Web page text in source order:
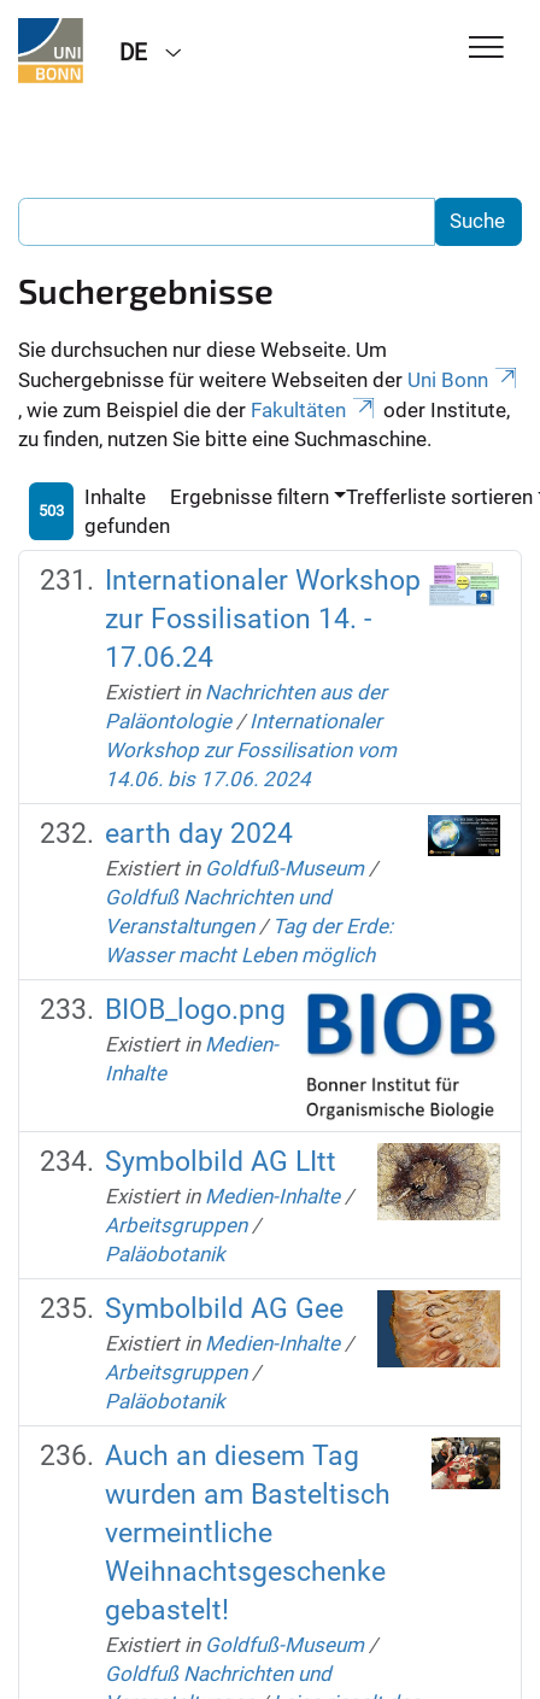
DE
Suchergebnisse
Sie durchsuchen nur diese Webseite. Um
Suchergebnisse für weitere Webseiten der Uni Bonn
, wie zum Beispiel die der Fakultäten
oder Institute,
zu finden, nutzen Sie bitte eine Suchmaschine.
503
Inhalte
gefunden
Ergebnisse filtern Trefferliste sortieren
Internationaler Workshop
zur Fossilisation 14. -
17.06.24
Existiert in Nachrichten aus der
Paläontologie /Internationaler
Workshop zur Fossilisation vom
14.06. bis 17.06. 2024
earth day 2024
Existiert in Goldfuß-Museum /
Goldfuß Nachrichten und
Veranstaltungen / Tag der Erde:
Wasser macht Leben möglich
BIOB_logo.png
Existiert in Medien-
Inhalte
Symbolbild AG LItt
Existiert in Medien-Inhalte /
Arbeitsgruppen /
Paläobotanik
Symbolbild AG Gee
Existiert in Medien-Inhalte /
Arbeitsgruppen /
Paläobotanik
Auch an diesem Tag
wurden am Basteltisch
vermeintliche
Weihnachtsgeschenke
gebastelt!
Existiert in Goldfuß-Museum /
Goldfuß Nachrichten und